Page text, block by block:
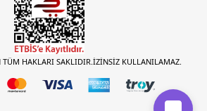
TÜM HAKLARI SAKLIDIR.İZİNSİZ KULLANILAMAZ.